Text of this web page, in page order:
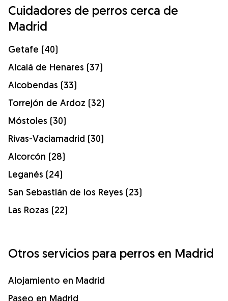
Cuidadores de perros cerca de
Madrid
Getafe (40)
Alcalá de Henares (37)
Alcobendas (33)
Torrejón de Ardoz (32)
Móstoles (30)
Rivas-Vaciamadrid (30)
Alcorcón (28)
Leganés (24)
San Sebastián de los Reyes (23)
Las Rozas (22)
Otros servicios para perros en Madrid
Alojamiento en Madrid
Paseo en Madrid